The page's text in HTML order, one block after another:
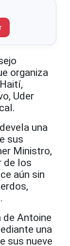
organiza
Uder
una
sus
Ministro,
de los
aún sin
de Antoine
una
sus nueve